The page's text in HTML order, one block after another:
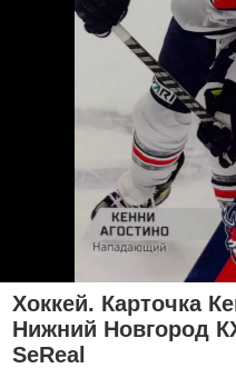
Хоккей. Карточка
Нижний Новгород
SeReal